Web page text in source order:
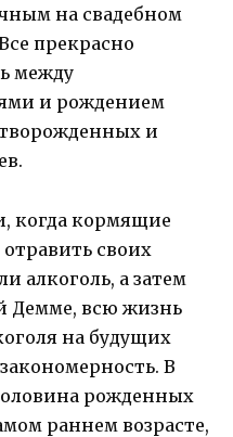
на свадебном
прекрасно
между
и рождением
и
когда кормящие
своих
алкоголь, а затем
Демме, всю жизнь
на будущих
В
рожденных
раннем возрасте,